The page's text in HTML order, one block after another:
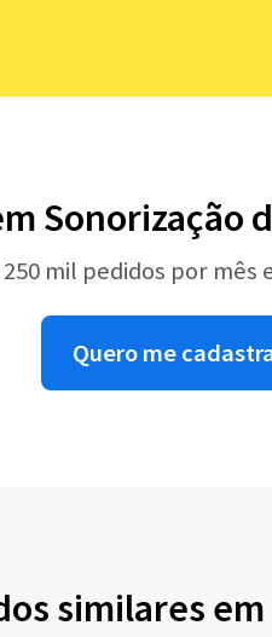
Sonorização
mil pedidos por
Quero me
similares